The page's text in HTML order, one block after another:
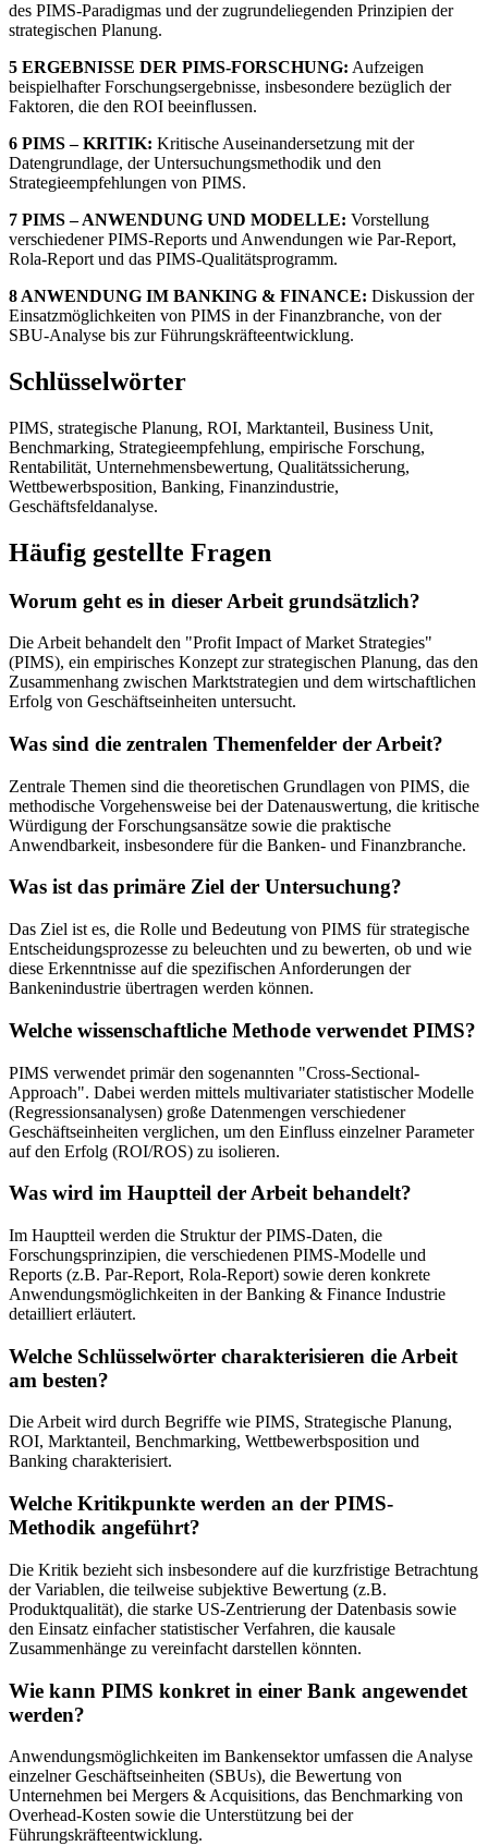
des PIMS-Paradigmas und der zugrundeliegenden Prinzipien der
strategischen Planung.
5 ERGEBNISSE DER PIMS-FORSCHUNG: Aufzeigen
beispielhafter Forschungsergebnisse, insbesondere bezüglich der
Faktoren, die den ROI beeinflussen.
6 PIMS – KRITIK: Kritische Auseinandersetzung mit der
Datengrundlage, der Untersuchungsmethodik und den
Strategieempfehlungen von PIMS.
7 PIMS – ANWENDUNG UND MODELLE: Vorstellung
verschiedener PIMS-Reports und Anwendungen wie Par-Report,
Rola-Report und das PIMS-Qualitätsprogramm.
8 ANWENDUNG IM BANKING & FINANCE: Diskussion der
Einsatzmöglichkeiten von PIMS in der Finanzbranche, von der
SBU-Analyse bis zur Führungskräfteentwicklung.
Schlüsselwörter
PIMS, strategische Planung, ROI, Marktanteil, Business Unit,
Benchmarking, Strategieempfehlung, empirische Forschung,
Rentabilität, Unternehmensbewertung, Qualitätssicherung,
Wettbewerbsposition, Banking, Finanzindustrie,
Geschäftsfeldanalyse.
Häufig gestellte Fragen
Worum geht es in dieser Arbeit grundsätzlich?
Die Arbeit behandelt den "Profit Impact of Market Strategies"
(PIMS), ein empirisches Konzept zur strategischen Planung, das den
Zusammenhang zwischen Marktstrategien und dem wirtschaftlichen
Erfolg von Geschäftseinheiten untersucht.
Was sind die zentralen Themenfelder der Arbeit?
Zentrale Themen sind die theoretischen Grundlagen von PIMS, die
methodische Vorgehensweise bei der Datenauswertung, die kritische
Würdigung der Forschungsansätze sowie die praktische
Anwendbarkeit, insbesondere für die Banken- und Finanzbranche.
Was ist das primäre Ziel der Untersuchung?
Das Ziel ist es, die Rolle und Bedeutung von PIMS für strategische
Entscheidungsprozesse zu beleuchten und zu bewerten, ob und wie
diese Erkenntnisse auf die spezifischen Anforderungen der
Bankenindustrie übertragen werden können.
Welche wissenschaftliche Methode verwendet PIMS?
PIMS verwendet primär den sogenannten "Cross-Sectional-
Approach". Dabei werden mittels multivariater statistischer Modelle
(Regressionsanalysen) große Datenmengen verschiedener
Geschäftseinheiten verglichen, um den Einfluss einzelner Parameter
auf den Erfolg (ROI/ROS) zu isolieren.
Was wird im Hauptteil der Arbeit behandelt?
Im Hauptteil werden die Struktur der PIMS-Daten, die
Forschungsprinzipien, die verschiedenen PIMS-Modelle und
Reports (z.B. Par-Report, Rola-Report) sowie deren konkrete
Anwendungsmöglichkeiten in der Banking & Finance Industrie
detailliert erläutert.
Welche Schlüsselwörter charakterisieren die Arbeit
am besten?
Die Arbeit wird durch Begriffe wie PIMS, Strategische Planung,
ROI, Marktanteil, Benchmarking, Wettbewerbsposition und
Banking charakterisiert.
Welche Kritikpunkte werden an der PIMS-
Methodik angeführt?
Die Kritik bezieht sich insbesondere auf die kurzfristige Betrachtung
der Variablen, die teilweise subjektive Bewertung (z.B.
Produktqualität), die starke US-Zentrierung der Datenbasis sowie
den Einsatz einfacher statistischer Verfahren, die kausale
Zusammenhänge zu vereinfacht darstellen könnten.
Wie kann PIMS konkret in einer Bank angewendet
werden?
Anwendungsmöglichkeiten im Bankensektor umfassen die Analyse
einzelner Geschäftseinheiten (SBUs), die Bewertung von
Unternehmen bei Mergers & Acquisitions, das Benchmarking von
Overhead-Kosten sowie die Unterstützung bei der
Führungskräfteentwicklung.